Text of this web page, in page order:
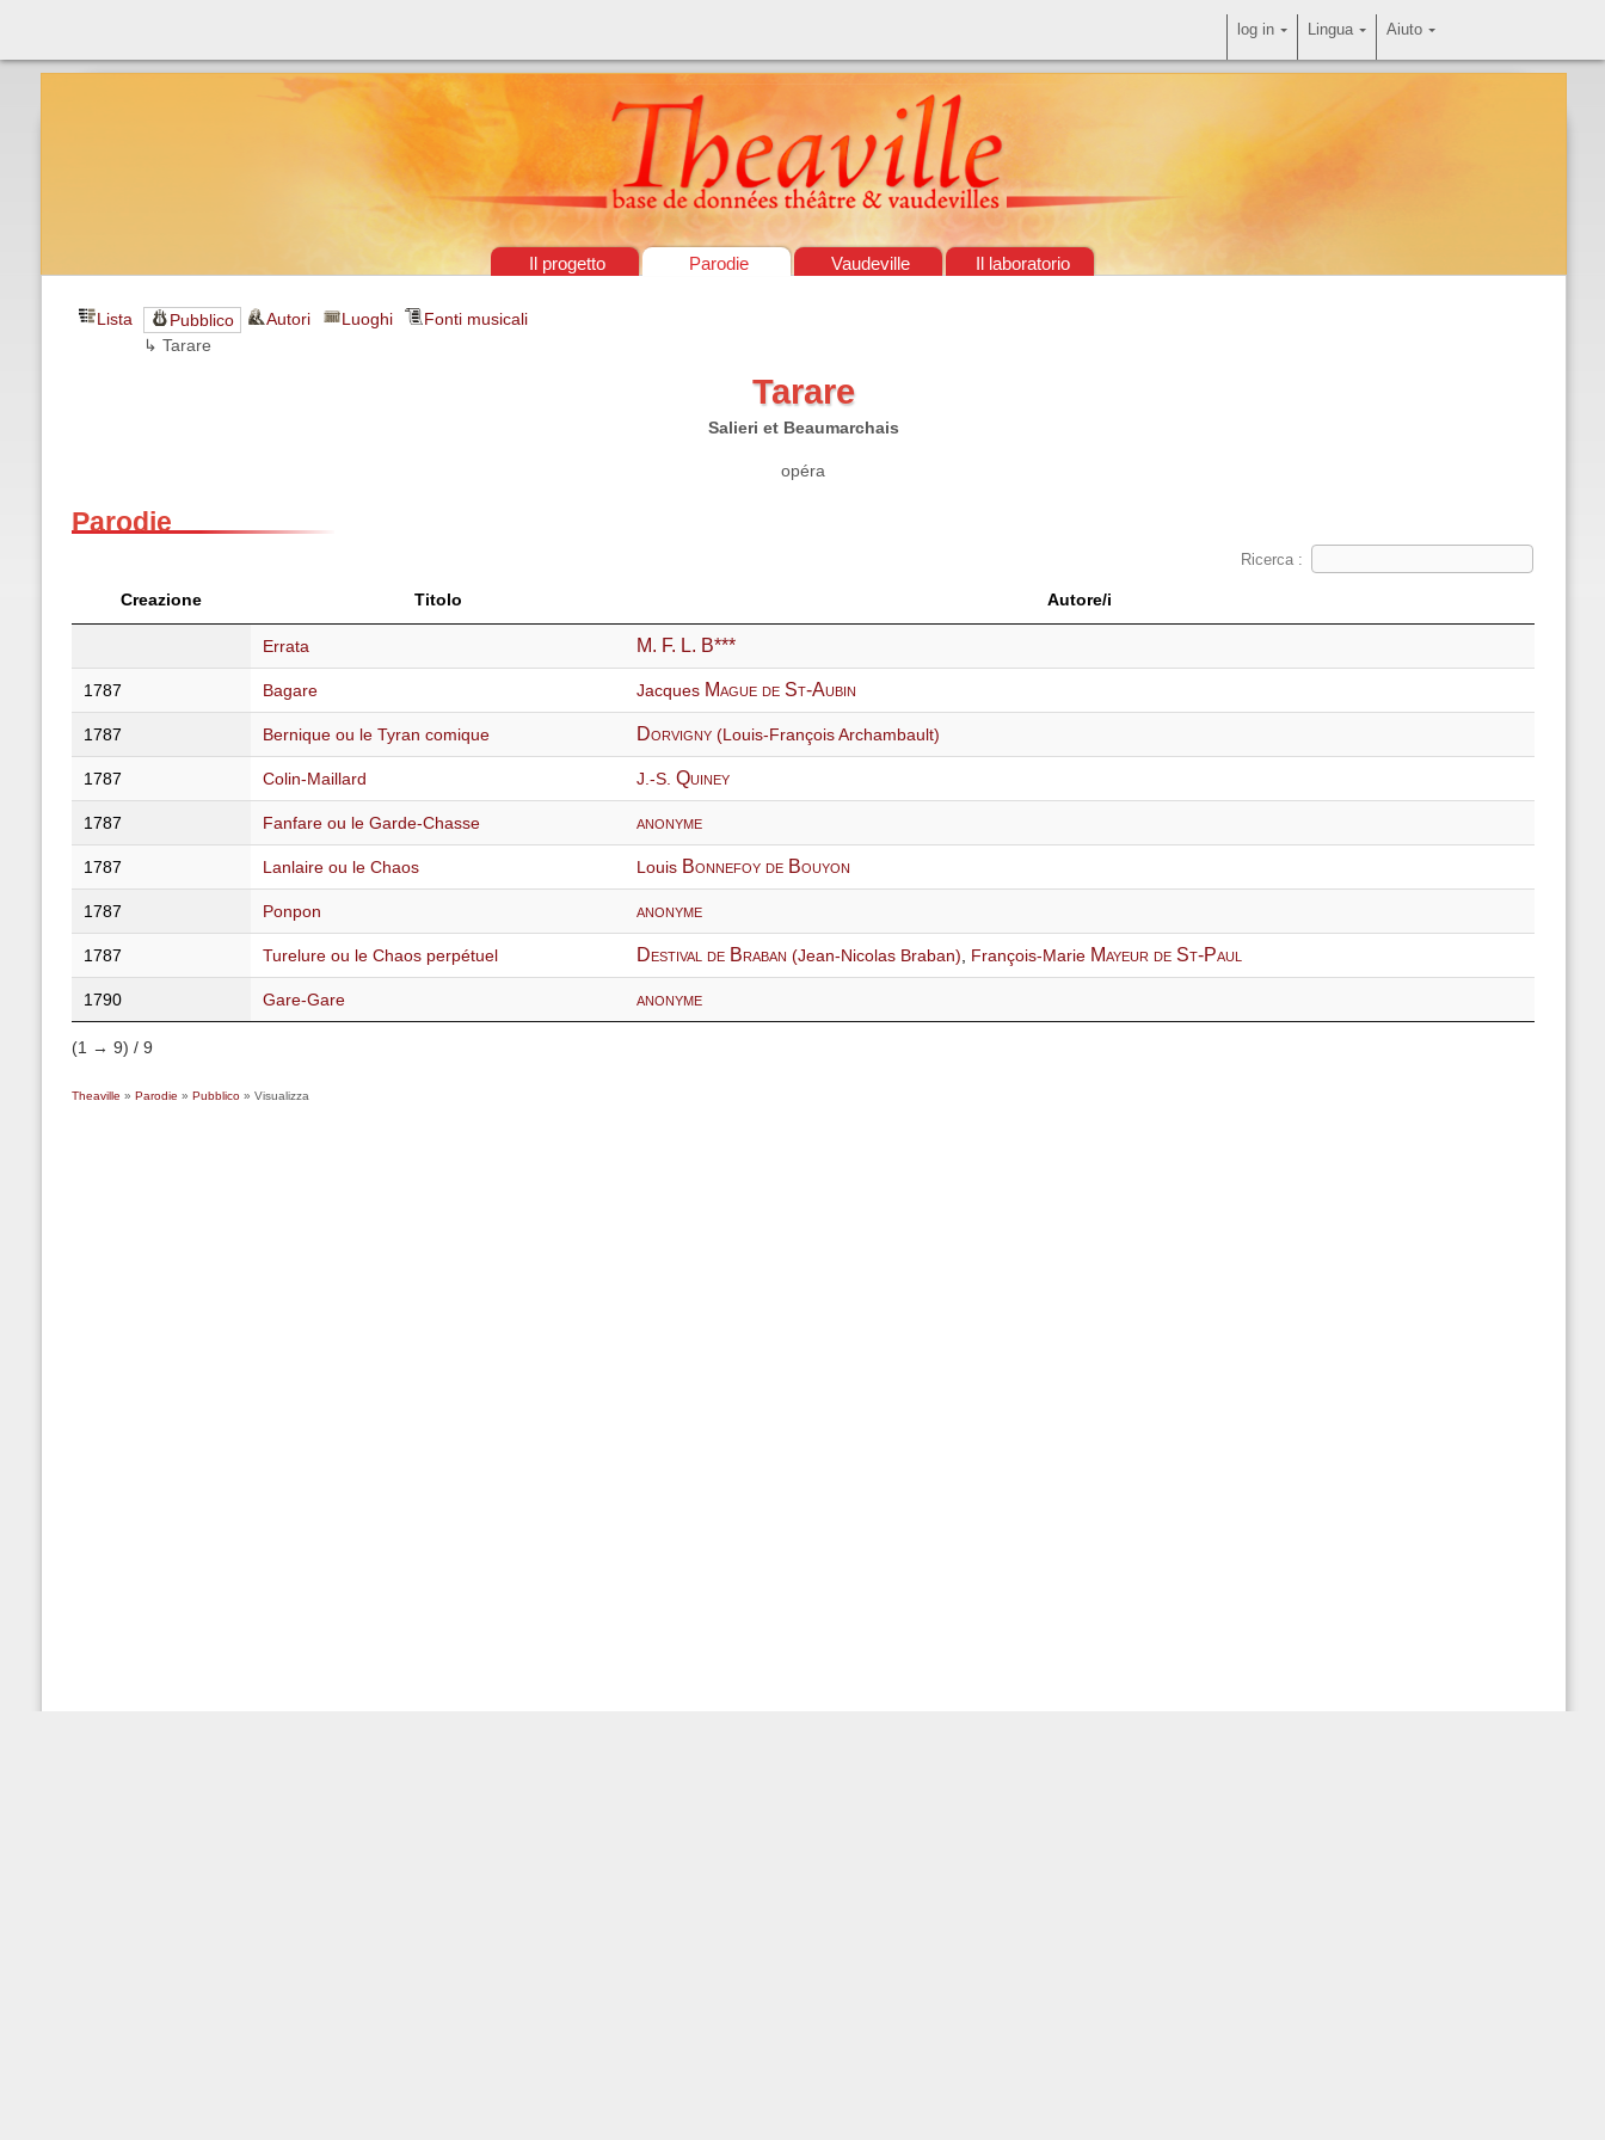
Théâtre & vaudevilles
Il progetto Parodie Vaudeville Il laboratorio
Lista
Pubblico
↳ Tarare
Autori Luoghi Fonti musicali
Tarare
Salieri et Beaumarchais
opéra
Parodie
Ricerca :
Creazione Titolo Autore/i
Errata M. F. L. B***
1787 Bagare Jacques Mague de St-Aubin
1787 Bernique ou le Tyran comique Dorvigny (Louis-François Archambault)
1787 Colin-Maillard J.-S.Quiney
1787 Fanfare ou le Garde-Chasse anonyme
1787 Lanlaire ou le Chaos Louis Bonnefoy de Bouyon
1787 Ponpon anonyme
1787 Turelure ou le Chaos perpétuel Destival de Braban (Jean-Nicolas Braban) François-Marie Mayeur de St-Paul
1790 Gare-Gare anonyme
(1 → 9) / 9
Theaville »Parodie »Pubblico » Visualizza
Aiuto
Lingua
log in